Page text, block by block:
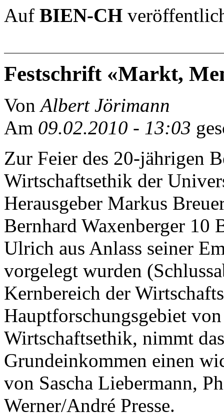
Auf BIEN-CH
Festschrift «Markt,
VonAlbert Jörimann
Am 09.02.2010 - 13:03
Zur Feier des 20-jährigen
Wirtschaftsethik der
Herausgeber Markus
Bernhard Waxenberger 10
Ulrich aus Anlass seiner
vorgelegt wurden
Kernbereich der
Hauptforschungsgebiet
Wirtschaftsethik, nimmt
Grundeinkommen einen
von Sascha Liebermann,
Werner/André Presse.